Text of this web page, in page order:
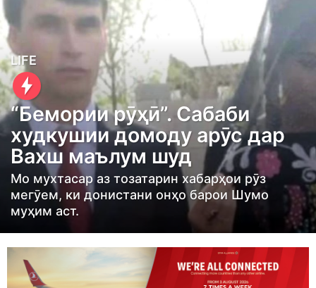
4
y
e
a
r
s
a
g
o
4
y
LIFE
“Бемории рӯҳӣ”. Сабаби
худкушии домоду арӯс дар
Вахш маълум шуд
Мо мухтасар аз тозатарин хабарҳои рӯз
мегӯем, ки донистани онҳо барои Шумо
муҳим аст.